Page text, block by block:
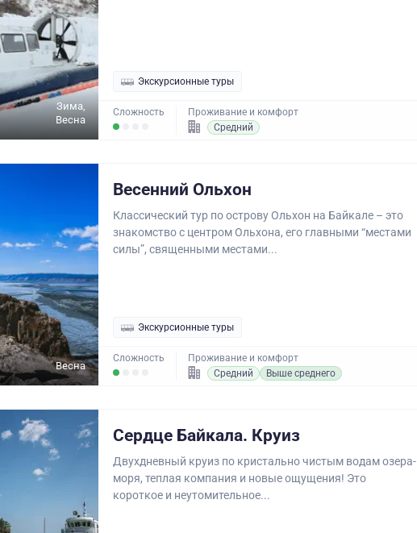
Зима,
Весна
Экскурсионные туры
Сложность
Проживание и комфорт
Средний
Весна
Весенний Ольхон
Классический тур по острову Ольхон на Байкале – это
знакомство с центром Ольхона, его главными “местами
силы”, священными местами...
Экскурсионные туры
Сложность
Проживание и комфорт
Средний
Выше среднего
Сердце Байкала. Круиз
Двухдневный круиз по кристально чистым водам озера-
моря, теплая компания и новые ощущения! Это
короткое и неутомительное...